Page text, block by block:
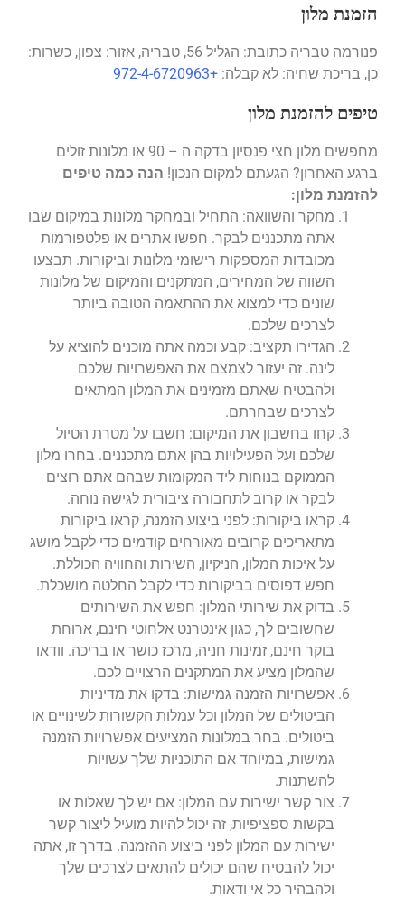
הזמנת מלון
פנורמה טבריה כתובת: הגליל 56, טבריה, אזור: צפון, כשרות:
כן, בריכת שחיה: לא קבלה: +972-4-6720963
טיפים להזמנת מלון
מחפשים מלון חצי פנסיון בדקה ה – 90 או מלונות זולים
ברגע האחרון? הגעתם למקום הנכון! הנה כמה טיפים
להזמנת מלון:
מחקר והשוואה: התחיל ובמחקר מלונות במיקום שבו
אתה מתכננים לבקר. חפשו אתרים או פלטפורמות
מכובדות המספקות רישומי מלונות וביקורות. תבצעו
השווה של המחירים, המתקנים והמיקום של מלונות
שונים כדי למצוא את ההתאמה הטובה ביותר
לצרכים שלכם.
הגדירו תקציב: קבע וכמה אתה מוכנים להוציא על
לינה. זה יעזור לצמצם את האפשרויות שלכם
ולהבטיח שאתם מזמינים את המלון המתאים
לצרכים שבחרתם.
קחו בחשבון את המיקום: חשבו על מטרת הטיול
שלכם ועל הפעילויות בהן אתם מתכננים. בחרו מלון
הממוקם בנוחות ליד המקומות שבהם אתם רוצים
לבקר או קרוב לתחבורה ציבורית לגישה נוחה.
קראו ביקורות: לפני ביצוע הזמנה, קראו ביקורות
מתאריכים קרובים מאורחים קודמים כדי לקבל מושג
על איכות המלון, הניקיון, השירות והחוויה הכוללת.
חפש דפוסים בביקורות כדי לקבל החלטה מושכלת.
בדוק את שירותי המלון: חפש את השירותים
שחשובים לך, כגון אינטרנט אלחוטי חינם, ארוחת
בוקר חינם, זמינות חניה, מרכז כושר או בריכה. וודאו
שהמלון מציע את המתקנים הרצויים לכם.
אפשרויות הזמנה גמישות: בדקו את מדיניות
הביטולים של המלון וכל עמלות הקשורות לשינויים או
ביטולים. בחר במלונות המציעים אפשרויות הזמנה
גמישות, במיוחד אם התוכניות שלך עשויות
להשתנות.
צור קשר ישירות עם המלון: אם יש לך שאלות או
בקשות ספציפיות, זה יכול להיות מועיל ליצור קשר
ישירות עם המלון לפני ביצוע ההזמנה. בדרך זו, אתה
יכול להבטיח שהם יכולים להתאים לצרכים שלך
ולהבהיר כל אי ודאות.